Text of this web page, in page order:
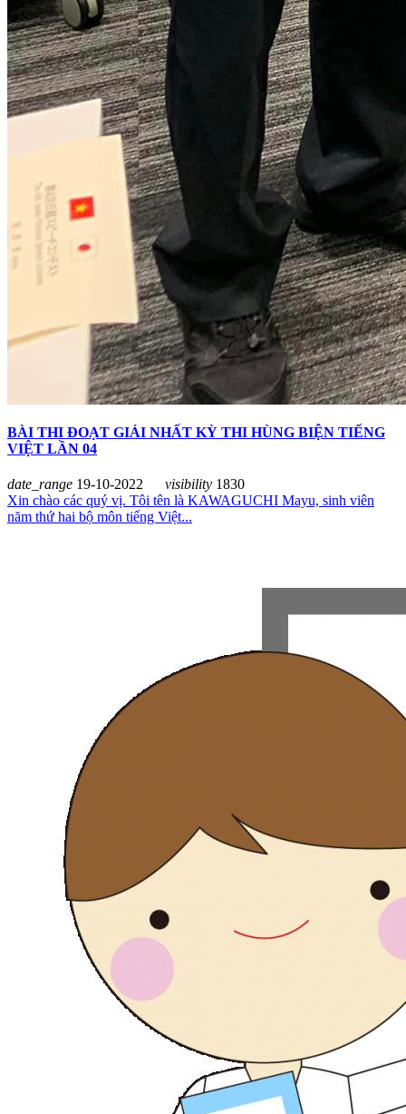
BÀI THI ĐOẠT GIẢI NHẤT KỲ THI HÙNG BIỆN TIẾNG
VIỆT LẦN 04
date_range 19-10-2022 visibility 1830
Xin chào các quý vị. Tôi tên là KAWAGUCHI Mayu, sinh viên
năm thứ hai bộ môn tiếng Việt...